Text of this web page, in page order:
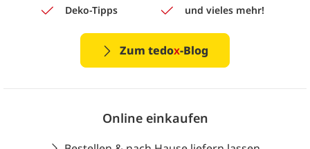
Deko-Tipps
und vieles mehr!
Zum tedox-Blog
Online einkaufen